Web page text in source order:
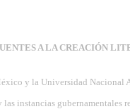
A LA CREACIÓN
y la Universidad
instancias